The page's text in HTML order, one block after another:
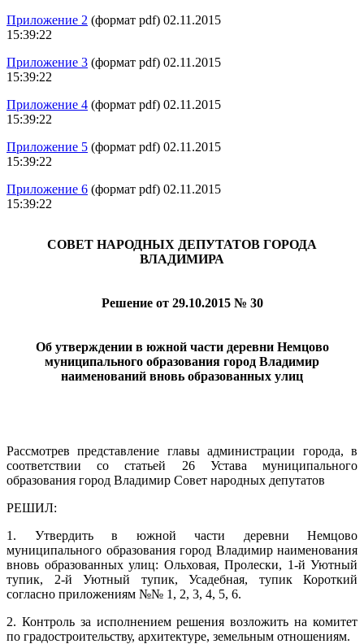
Приложение 2 (формат pdf) 02.11.2015
15:39:22
Приложение 3 (формат pdf) 02.11.2015
15:39:22
Приложение 4 (формат pdf) 02.11.2015
15:39:22
Приложение 5 (формат pdf) 02.11.2015
15:39:22
Приложение 6 (формат pdf) 02.11.2015
15:39:22
СОВЕТ НАРОДНЫХ ДЕПУТАТОВ ГОРОДА
ВЛАДИМИРА
Решение от 29.10.2015 № 30
Об утверждении в южной части деревни Немцово
муниципального образования город Владимир
наименований вновь образованных улиц
Рассмотрев представление главы администрации города, в
соответствии со статьей 26 Устава муниципального
образования город Владимир Совет народных депутатов
РЕШИЛ:
1. Утвердить в южной части деревни Немцово
муниципального образования город Владимир наименования
вновь образованных улиц: Ольховая, Пролески, 1-й Уютный
тупик, 2-й Уютный тупик, Усадебная, тупик Короткий
согласно приложениям №№ 1, 2, 3, 4, 5, 6.
2. Контроль за исполнением решения возложить на комитет
по градостроительству, архитектуре, земельным отношениям.